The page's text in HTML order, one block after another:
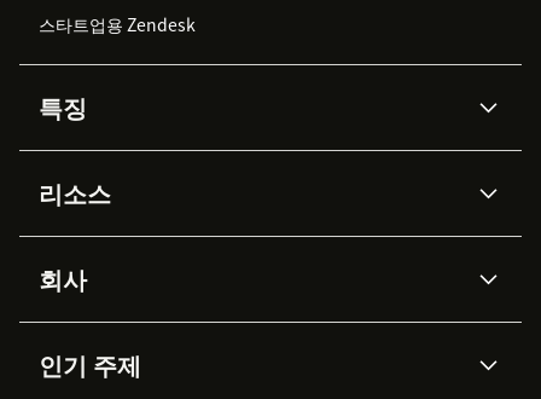
스타트업용 Zendesk
특징
Zendesk AI
Advanced Data Privacy &
Protection
지식창고
워크포스 관리
리소스
API & 개발자
AI 리서치
이벤트 & 웨비나
고객 사례
회사
채용 정보
인기 주제